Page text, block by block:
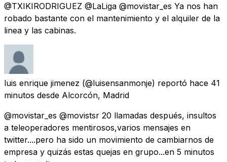
@TXIKIRODRIGUEZ @LaLiga @movistar_es Ya nos han
robado bastante con el mantenimiento y el alquiler de la
linea y las cabinas.
luis enrique jimenez (@luisensanmonje) reportó hace 41
minutos desde Alcorcón, Madrid
@movistar_es @movistsr 20 llamadas después, insultos
a teleoperadores mentirosos,varios mensajes en
twitter....pero ha sido un movimiento de cambiarnos de
empresa y quizás estas quejas en grupo...en 5 minutos